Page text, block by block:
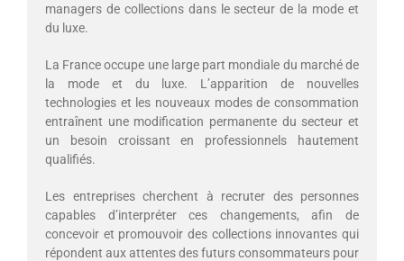
managers de collections dans le secteur de la mode et
du luxe.
La France occupe une large part mondiale du marché de
la mode et du luxe. L’apparition de nouvelles
technologies et les nouveaux modes de consommation
entraînent une modification permanente du secteur et
un besoin croissant en professionnels hautement
qualifiés.
Les entreprises cherchent à recruter des personnes
capables d’interpréter ces changements, afin de
concevoir et promouvoir des collections innovantes qui
répondent aux attentes des futurs consommateurs pour